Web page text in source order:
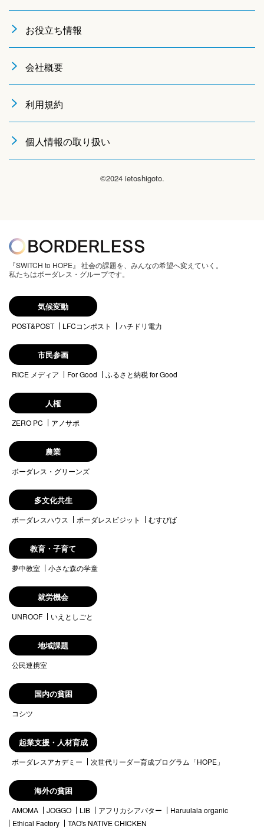
お役立ち情報
会社概要
利用規約
個人情報の取り扱い
©2024 ietoshigoto.
『SWITCH to HOPE』 社会の課題を、みんなの希望へ変えていく。
私たちはボーダレス・グループです。
気候変動
POST&POST LFCコンポスト ハチドリ電力
市民参画
RICE メディア For Good ふるさと納税 for Good
人権
ZERO PC アノサポ
農業
ボーダレス・グリーンズ
多文化共生
ボーダレスハウス ボーダレスビジット むすびば
教育・子育て
夢中教室 小さな森の学童
就労機会
UNROOF いえとしごと
地域課題
公民連携室
国内の貧困
コシツ
起業支援・人材育成
ボーダレスアカデミー 次世代リーダー育成プログラム「HOPE」
海外の貧困
AMOMA JOGGO LIB アフリカシアバター
Haruulala organic
Ethical Factory
TAO's NATIVE CHICKEN